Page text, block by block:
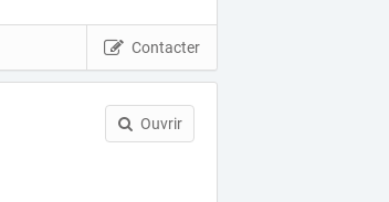
Contacter
Ouvrir